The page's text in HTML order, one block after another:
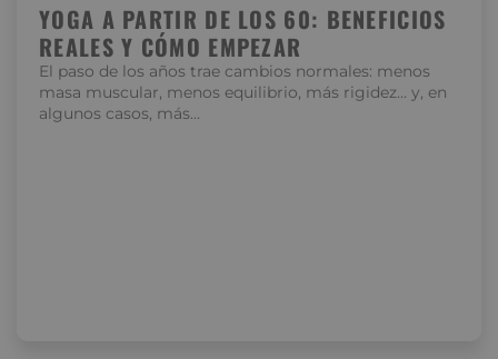
YOGA A PARTIR DE LOS 60: BENEFICIOS
REALES Y CÓMO EMPEZAR
El paso de los años trae cambios normales: menos
masa muscular, menos equilibrio, más rigidez… y, en
algunos casos, más…